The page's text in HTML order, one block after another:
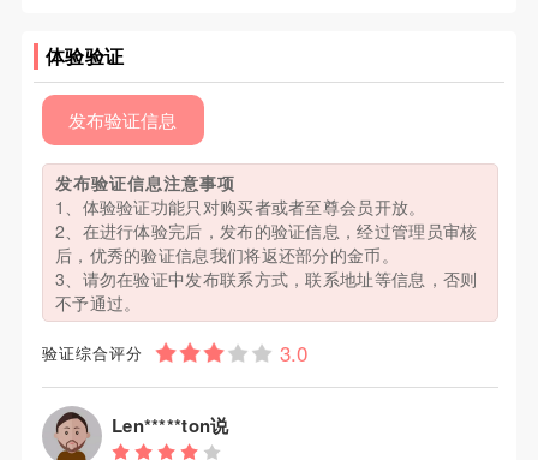
体验验证
发布验证信息
发布验证信息注意事项
1、体验验证功能只对购买者或者至尊会员开放。
2、在进行体验完后，发布的验证信息，经过管理员审核
后，优秀的验证信息我们将返还部分的金币。
3、请勿在验证中发布联系方式，联系地址等信息，否则
不予通过。
验证综合评分
Len*****ton说